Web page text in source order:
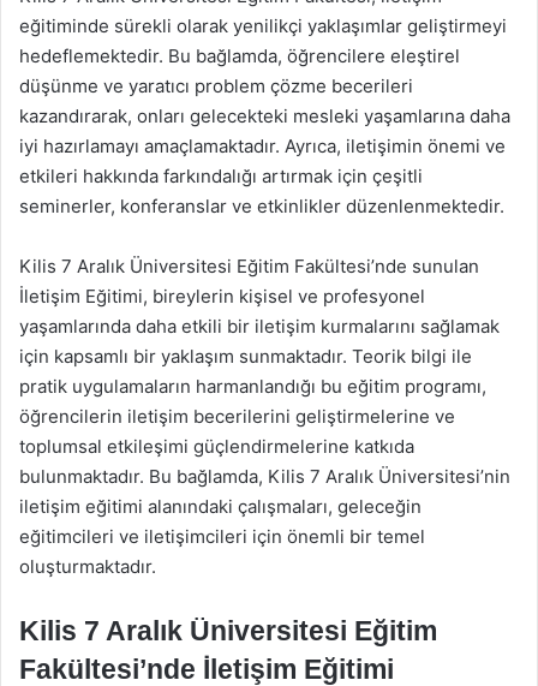
eğitiminde sürekli olarak yenilikçi yaklaşımlar geliştirmeyi
hedeflemektedir. Bu bağlamda, öğrencilere eleştirel
düşünme ve yaratıcı problem çözme becerileri
kazandırarak, onları gelecekteki mesleki yaşamlarına daha
iyi hazırlamayı amaçlamaktadır. Ayrıca, iletişimin önemi ve
etkileri hakkında farkındalığı artırmak için çeşitli
seminerler, konferanslar ve etkinlikler düzenlenmektedir.
Kilis 7 Aralık Üniversitesi Eğitim Fakültesi’nde sunulan
İletişim Eğitimi, bireylerin kişisel ve profesyonel
yaşamlarında daha etkili bir iletişim kurmalarını sağlamak
için kapsamlı bir yaklaşım sunmaktadır. Teorik bilgi ile
pratik uygulamaların harmanlandığı bu eğitim programı,
öğrencilerin iletişim becerilerini geliştirmelerine ve
toplumsal etkileşimi güçlendirmelerine katkıda
bulunmaktadır. Bu bağlamda, Kilis 7 Aralık Üniversitesi’nin
iletişim eğitimi alanındaki çalışmaları, geleceğin
eğitimcileri ve iletişimcileri için önemli bir temel
oluşturmaktadır.
Kilis 7 Aralık Üniversitesi Eğitim
Fakültesi’nde İletişim Eğitimi